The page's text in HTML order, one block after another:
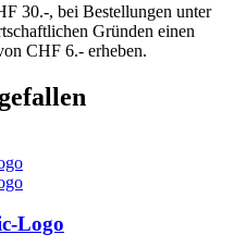
30.-, bei Bestellungen unter
Gründen einen
CHF 6.- erheben.
Logo